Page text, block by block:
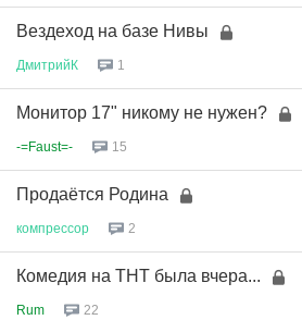
Вездеход на базе Нивы
ДмитрийК 1
Монитор 17" никому не нужен?
-=Faust=- 15
Продаётся Родина
компрессор 2
Комедия на ТНТ была вчера...
Rum 22